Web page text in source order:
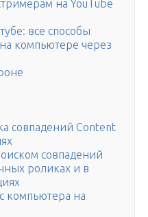
на YouTube
все способы
компьютере через
совпадений Content
совпадений
роликах и в
компьютера на